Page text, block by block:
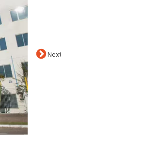
Next